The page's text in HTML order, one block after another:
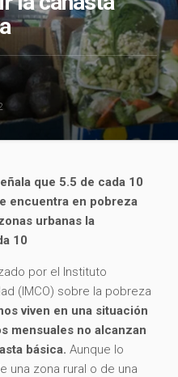
que 5.5 de cada 10
encuentra en pobreza
urbanas la
10
por el Instituto
(IMCO) sobre la pobreza
viven en una situación
mensuales no alcanzan
básica.Aunque lo
una zona rural o de una